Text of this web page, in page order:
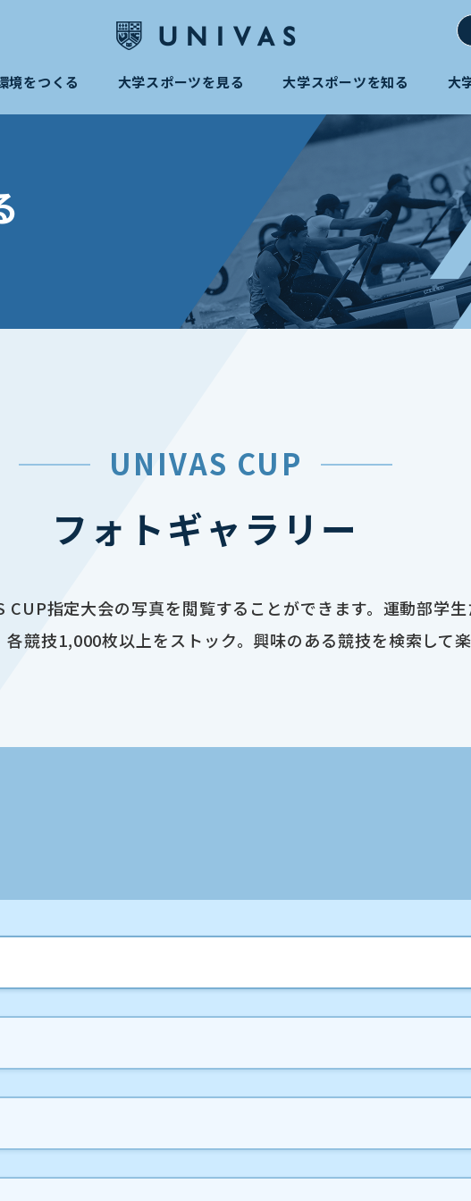
境をつくる 大学スポーツを見る 大学スポーツを知る 大
UNIVAS CUP
フォトギャラリー
指定大会の写真を閲覧することができます。運動部学
競技1,000枚以上をストック。興味のある競技を検索して